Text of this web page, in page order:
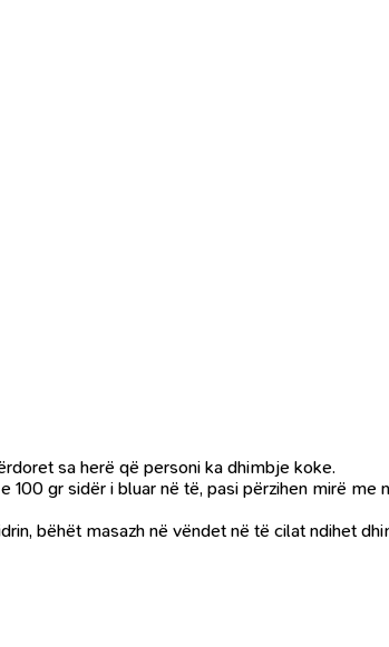
sa herë që personi ka dhimbje koke.
gr sidër i bluar në të, pasi përzihen mirë me
bëhët masazh në vëndet në të cilat ndihet